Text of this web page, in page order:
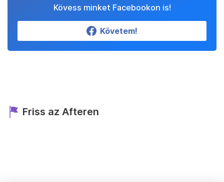
Kövess minket Facebookon is!
Követem!
Friss az Afteren